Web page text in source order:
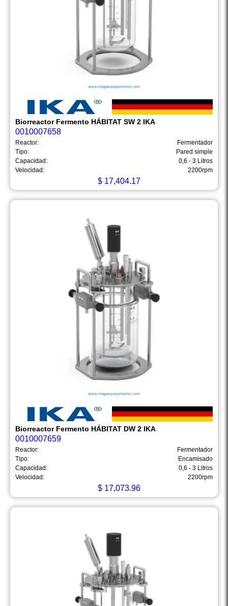
Biorreactor Fermento HÁBITAT SW 2 IKA
0010007658
Reactor:
Fermentador
Tipo:
Pared simple
Capacidad:
0,6 - 3 Litros
Velocidad:
2200rpm
$ 17,404.17
Biorreactor Fermento HÁBITAT DW 2 IKA
0010007659
Reactor:
Fermentador
Tipo:
Encamisado
Capacidad:
0,6 - 3 Litros
Velocidad:
2200rpm
$ 17,073.96